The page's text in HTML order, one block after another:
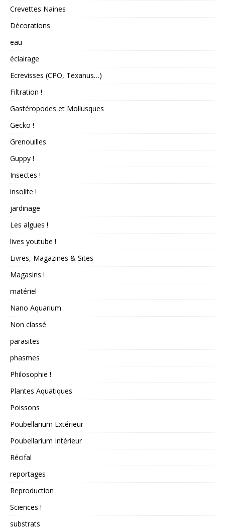
Crevettes Naines
Décorations
eau
éclairage
Ecrevisses (CPO, Texanus…)
Filtration !
Gastéropodes et Mollusques
Gecko !
Grenouilles
Guppy !
Insectes !
insolite !
jardinage
Les algues !
lives youtube !
Livres, Magazines & Sites
Magasins !
matériel
Nano Aquarium
Non classé
parasites
phasmes
Philosophie !
Plantes Aquatiques
Poissons
Poubellarium Extérieur
Poubellarium Intérieur
Récifal
reportages
Reproduction
Sciences !
substrats